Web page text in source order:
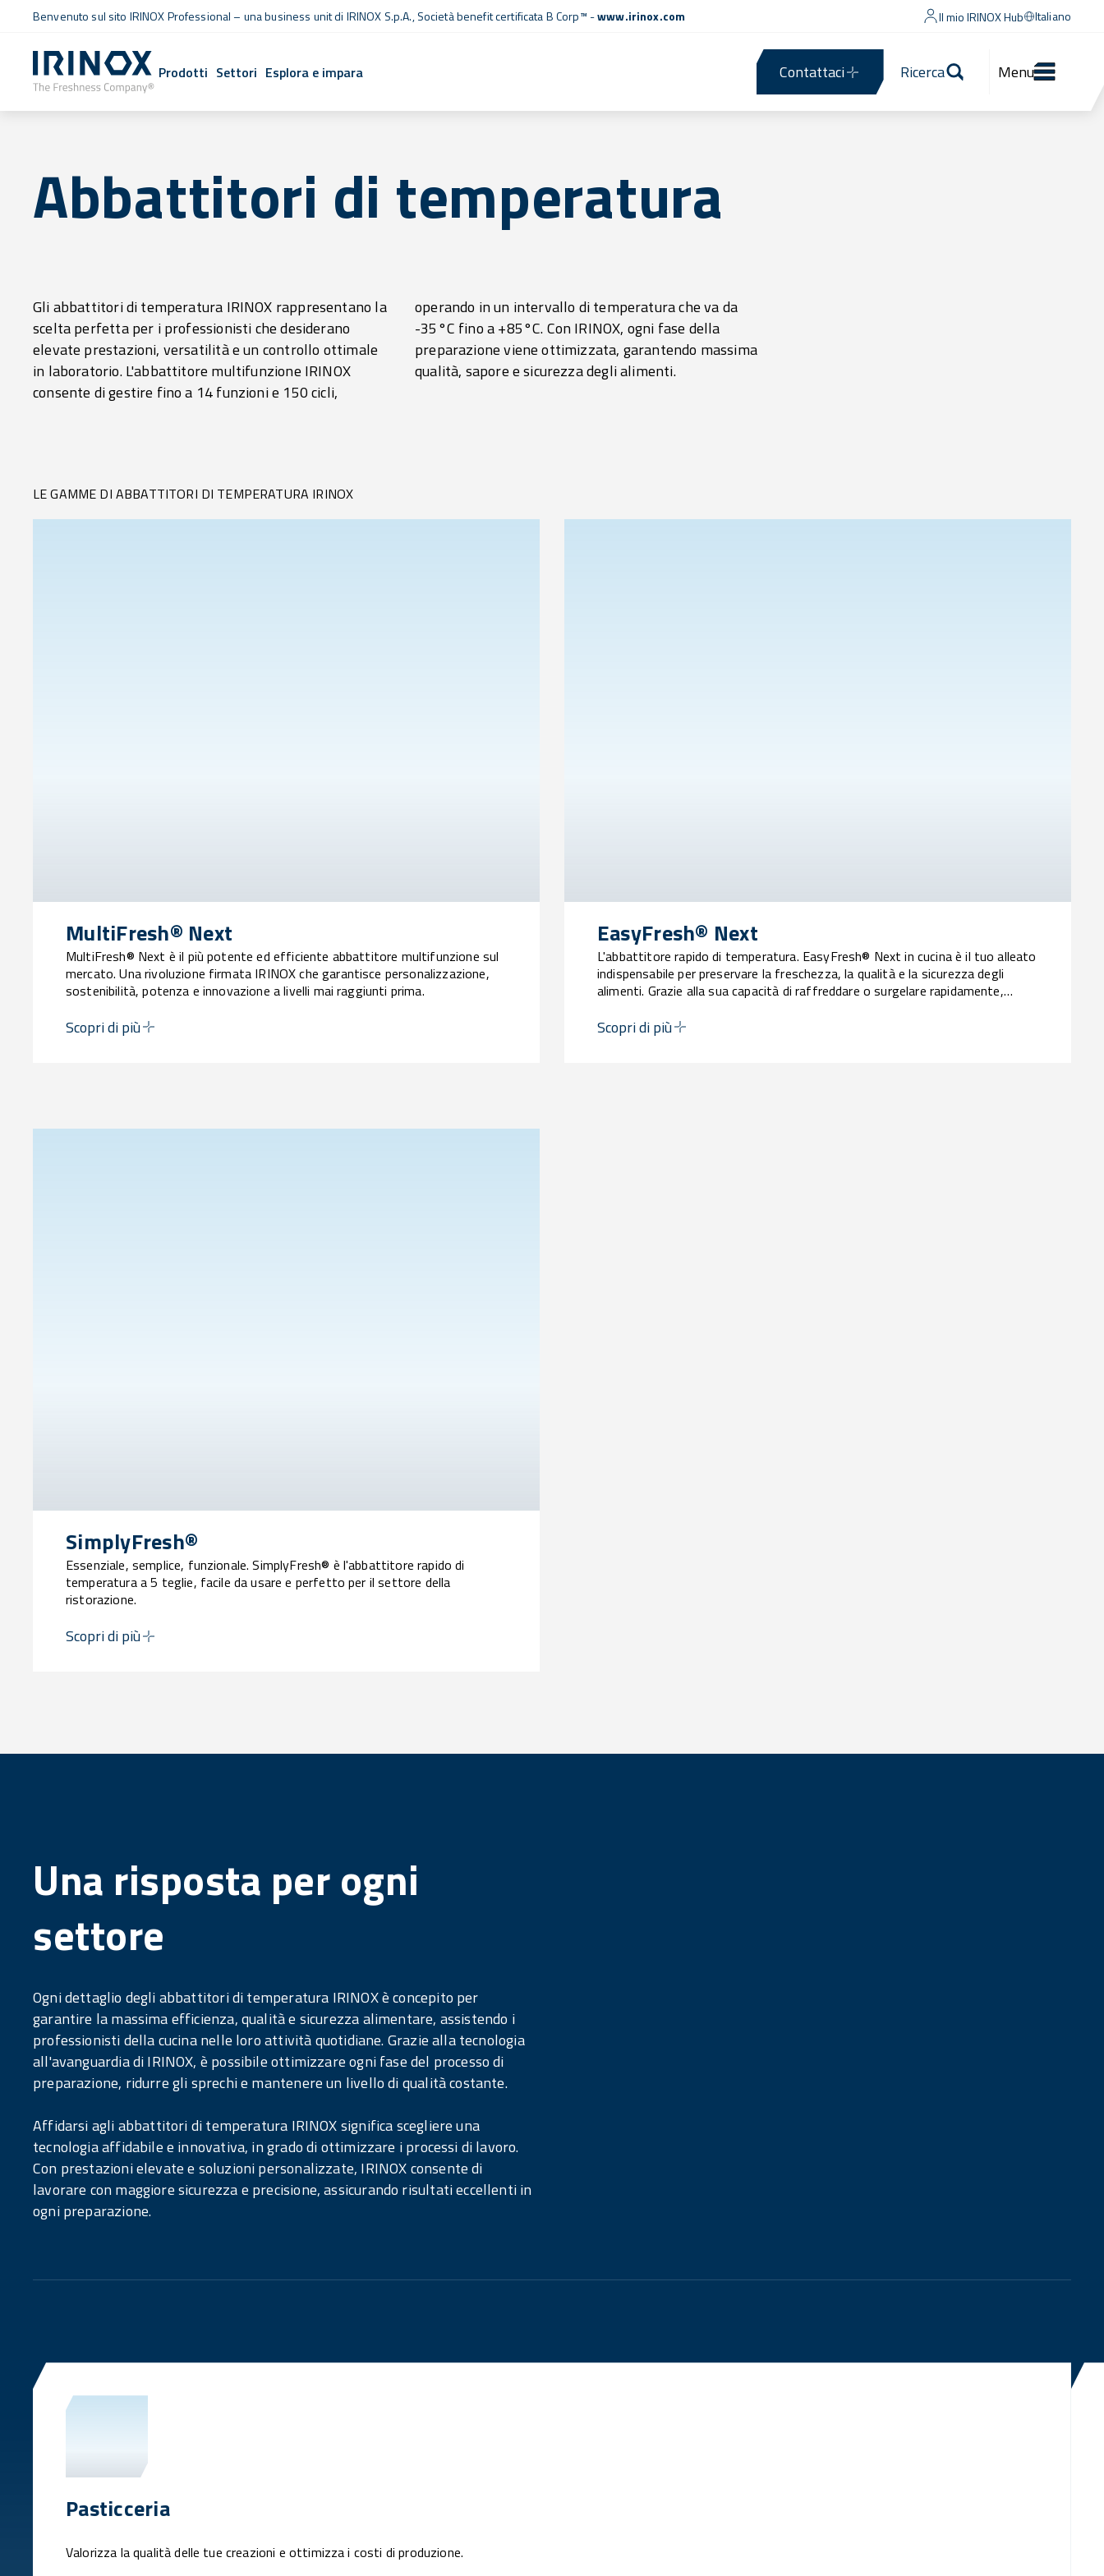
Benvenuto sul sito IRINOX Professional – una business unit di IRINOX S.p.A.,Società benefit certificata B Corp™ -www.irinox.com Il mio IRINOX Hub Italiano
Prodotti Settori Esplora e impara Contattaci Ricerca Menu
Abbattitori di temperatura
Gli abbattitori di temperatura IRINOX rappresentano la
scelta perfetta per i professionisti che desiderano
elevate prestazioni, versatilità e un controllo ottimale
in laboratorio. L'abbattitore multifunzione IRINOX
consente di gestire fino a 14 funzioni e 150 cicli,
operando in un intervallo di temperatura che va da
-35°C fino a +85°C. Con IRINOX, ogni fase della
preparazione viene ottimizzata, garantendo massima
qualità, sapore e sicurezza degli alimenti.
LE GAMME DI ABBATTITORI DI TEMPERATURA IRINOX
MultiFresh® Next
MultiFresh® Next è il più potente ed efficiente abbattitore multifunzione sul
mercato. Una rivoluzione firmata IRINOX che garantisce personalizzazione,
sostenibilità, potenza e innovazione a livelli mai raggiunti prima.
Scopri di più
EasyFresh® Next
L'abbattitore rapido di temperatura. EasyFresh® Next in cucina è il tuo alleato
indispensabile per preservare la freschezza, la qualità e la sicurezza degli
alimenti. Grazie alla sua capacità di raffreddare o surgelare rapidamente,
processi lavorativi e ridurre gli sprechi, garantendo sempre piatti perfetti per
ogni occasione.
Scopri di più
SimplyFresh®
Essenziale, semplice, funzionale. SimplyFresh® è l'abbattitore rapido di
temperatura a 5 teglie, facile da usare e perfetto per il settore della
ristorazione.
Scopri di più
Una risposta per ogni
settore
Ogni dettaglio degli abbattitori di temperatura IRINOX è concepito per
garantire la massima efficienza, qualità e sicurezza alimentare, assistendo i
professionisti della cucina nelle loro attività quotidiane. Grazie alla tecnologia
all'avanguardia di IRINOX, è possibile ottimizzare ogni fase del processo di
preparazione, ridurre gli sprechi e mantenere un livello di qualità costante.
Affidarsi agli abbattitori di temperatura IRINOX significa scegliere una
tecnologia affidabile e innovativa, in grado di ottimizzare i processi di lavoro.
Con prestazioni elevate e soluzioni personalizzate, IRINOX consente di
lavorare con maggiore sicurezza e precisione, assicurando risultati eccellenti in
ogni preparazione.
Pasticceria
Valorizza la qualità delle tue creazioni e ottimizza i costi di produzione.